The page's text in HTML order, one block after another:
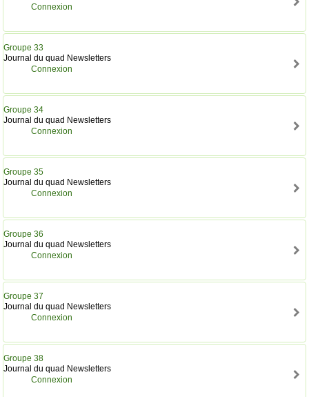
Connexion
Groupe 33
Journal du quad Newsletters
Connexion
Groupe 34
Journal du quad Newsletters
Connexion
Groupe 35
Journal du quad Newsletters
Connexion
Groupe 36
Journal du quad Newsletters
Connexion
Groupe 37
Journal du quad Newsletters
Connexion
Groupe 38
Journal du quad Newsletters
Connexion